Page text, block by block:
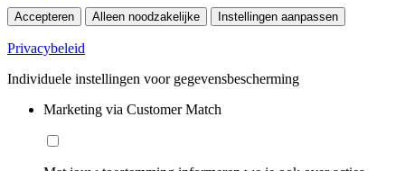
Accepteren Alleen noodzakelijke Instellingen aanpassen
Privacybeleid
Individuele instellingen voor gegevensbescherming
Marketing via Customer Match